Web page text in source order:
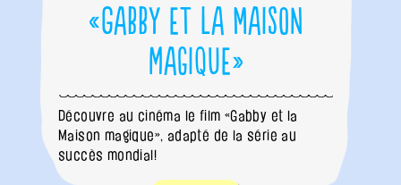
«Gabby et la Maison
magique»
Découvre au cinéma le film «Gabby et la
Maison magique», adapté de la série au
succès mondial!